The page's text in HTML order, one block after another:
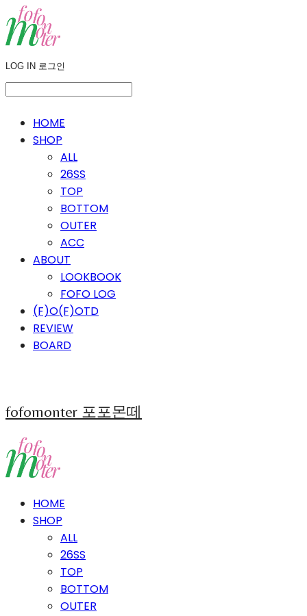
LOG IN 로그인
HOME
SHOP
ALL
26SS
TOP
BOTTOM
OUTER
ACC
ABOUT
LOOKBOOK
FOFO LOG
(F)O(F)OTD
REVIEW
BOARD
fofomonter 포포몬떼
HOME
SHOP
ALL
26SS
TOP
BOTTOM
OUTER